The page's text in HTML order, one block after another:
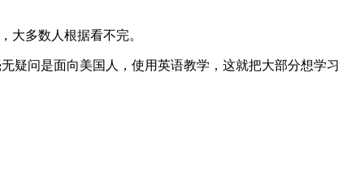
大多数人根据看不完。
疑问是面向美国人，使用英语教学，这就把大部分想学习